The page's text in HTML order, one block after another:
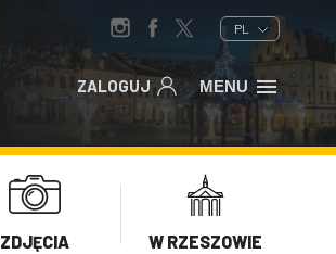
PL
ZALOGUJ MENU
ZDJĘCIA W RZESZOWIE